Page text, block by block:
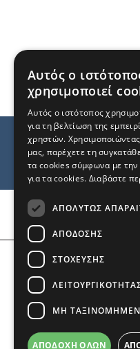
Αριθμός
COPYRIGHT
Αυτός ο
χρησιμοποιεί
Αυτός ο ιστότοπος
για τη βελτίωση της
χρηστών.
μας, παρέχετε τη
τα cookies σύμφωνα με την
για τα cookies. Διαβάστε
ΑΠΟΛΎΤΩΣ
ΑΠΌΔΟΣΗΣ
ΣΤΌΧΕΥΣΗΣ
ΜΗ
ΑΠΟΔΟΧΉ ΌΛΩΝ